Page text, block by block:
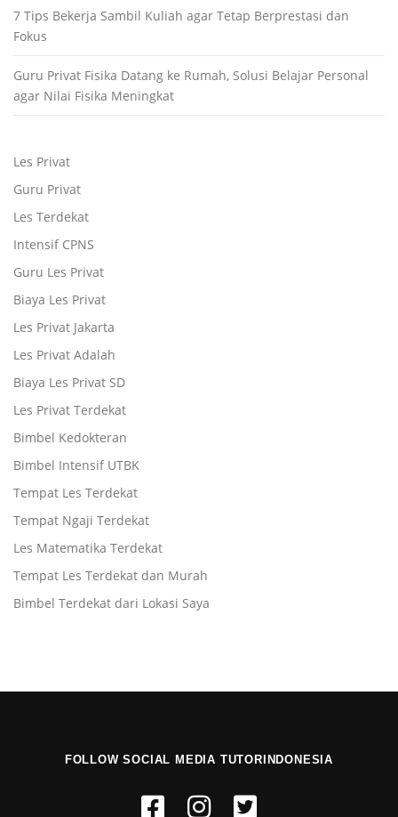
7 Tips Bekerja Sambil Kuliah agar Tetap Berprestasi dan
Fokus
Guru Privat Fisika Datang ke Rumah, Solusi Belajar Personal
agar Nilai Fisika Meningkat
Les Privat
Guru Privat
Les Terdekat
Intensif CPNS
Guru Les Privat
Biaya Les Privat
Les Privat Jakarta
Les Privat Adalah
Biaya Les Privat SD
Les Privat Terdekat
Bimbel Kedokteran
Bimbel Intensif UTBK
Tempat Les Terdekat
Tempat Ngaji Terdekat
Les Matematika Terdekat
Tempat Les Terdekat dan Murah
Bimbel Terdekat dari Lokasi Saya
FOLLOW SOCIAL MEDIA TUTORINDONESIA